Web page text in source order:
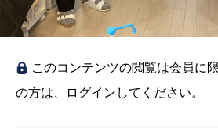
このコンテンツの閲覧は会員に
の方は、ログインしてください。